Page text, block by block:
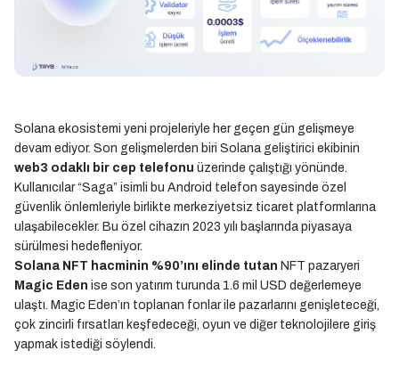
Solana ekosistemi yeni projeleriyle her geçen gün gelişmeye
devam ediyor. Son gelişmelerden biri Solana geliştirici ekibinin
web3 odaklı bir cep telefonu üzerinde çalıştığı yönünde.
Kullanıcılar “Saga” isimli bu Android telefon sayesinde özel
güvenlik önlemleriyle birlikte merkeziyetsiz ticaret platformlarına
ulaşabilecekler. Bu özel cihazın 2023 yılı başlarında piyasaya
sürülmesi hedefleniyor.
Solana NFT hacminin %90’ını elinde tutan NFT pazaryeri
Magic Eden ise son yatırım turunda 1.6 mil USD değerlemeye
ulaştı. Magic Eden’ın toplanan fonlar ile pazarlarını genişleteceği,
çok zincirli fırsatları keşfedeceği, oyun ve diğer teknolojilere giriş
yapmak istediği söylendi.